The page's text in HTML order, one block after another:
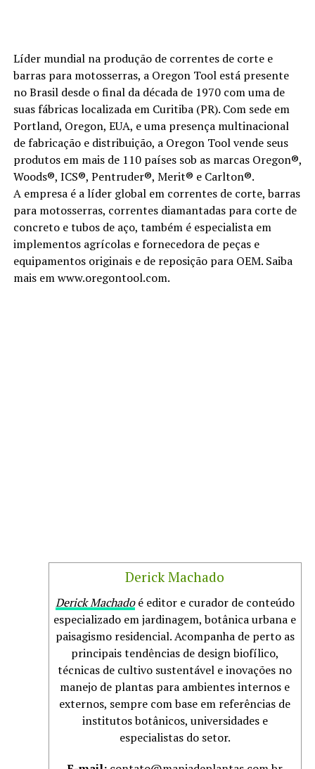
Líder mundial na produção de correntes de corte e
barras para motosserras, a Oregon Tool está presente
no Brasil desde o final da década de 1970 com uma de
suas fábricas localizada em Curitiba (PR). Com sede em
Portland, Oregon, EUA, e uma presença multinacional
de fabricação e distribuição, a Oregon Tool vende seus
produtos em mais de 110 países sob as marcas Oregon®,
Woods®, ICS®, Pentruder®, Merit® e Carlton®.
A empresa é a líder global em correntes de corte, barras
para motosserras, correntes diamantadas para corte de
concreto e tubos de aço, também é especialista em
implementos agrícolas e fornecedora de peças e
equipamentos originais e de reposição para OEM. Saiba
mais em www.oregontool.com.
Derick Machado
Derick Machadoé editor e curador de conteúdo
especializado em jardinagem, botânica urbana e
paisagismo residencial. Acompanha de perto as
principais tendências de design biofílico,
técnicas de cultivo sustentável e inovações no
manejo de plantas para ambientes internos e
externos, sempre com base em referências de
institutos botânicos, universidades e
especialistas do setor.